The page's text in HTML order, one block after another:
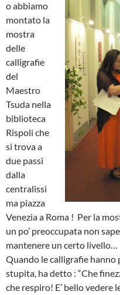
o abbiamo
montato la
mostra
delle
calligrafie
del
Maestro
Tsuda nella
biblioteca
Rispoli che
si trova a
due passi
dalla
centralissi
ma piazza
Venezia a Roma ! Per la
un po’ preoccupata non
mantenere un certo livello…
Quando le calligrafie hanno
stupita, ha detto : “Che
che respiro! E’ bello vedere